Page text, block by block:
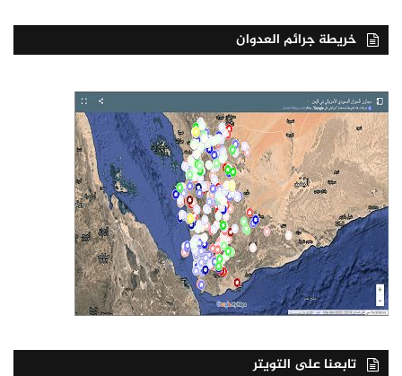
خريطة جرائم العدوان
تابعنا على التويتر